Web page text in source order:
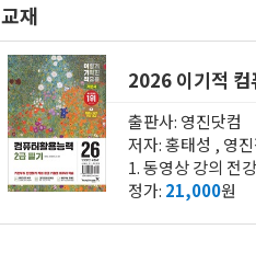
교재
2026 이기적 컴
출판사: 영진닷컴
저자: 홍태성 , 영
정가: 21,000원